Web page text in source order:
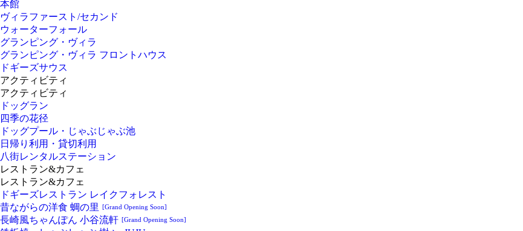
本館
ヴィラファースト/セカンド
ウォーターフォール
グランピング・ヴィラ
グランピング・ヴィラ フロントハウス
ドギーズサウス
アクティビティ
アクティビティ
ドッグラン
四季の花径
ドッグプール・じゃぶじゃぶ池
日帰り利用・貸切利用
八街レンタルステーション
レストラン&カフェ
レストラン&カフェ
ドギーズレストラン レイクフォレスト
昔ながらの洋食 蜩の里 [Grand Opening Soon]
長崎風ちゃんぽん 小谷流軒 [Grand Opening Soon]